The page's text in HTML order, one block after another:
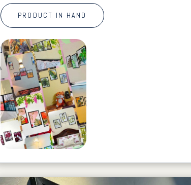
PRODUCT IN HAND